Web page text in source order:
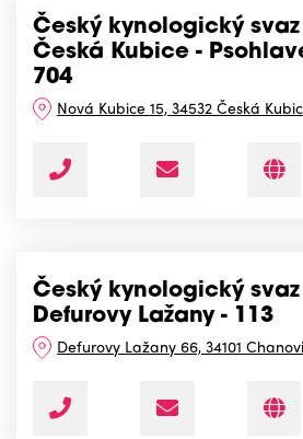
Český kynologický svaz
Česká Kubice -
704
Nová Kubice 15, 34532 Česká
Český kynologický svaz
Defurovy Lažany - 113
Defurovy Lažany 66, 34101